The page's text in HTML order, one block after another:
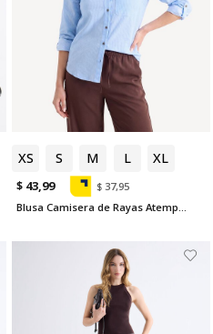
XS S M L XL
$ 43,99
$ 37,95